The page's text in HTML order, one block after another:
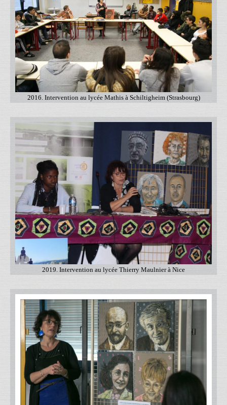
2016. Intervention au lycée Mathis à Schiltigheim (Strasbourg)
2019. Intervention au lycée Thierry Maulnier à Nice